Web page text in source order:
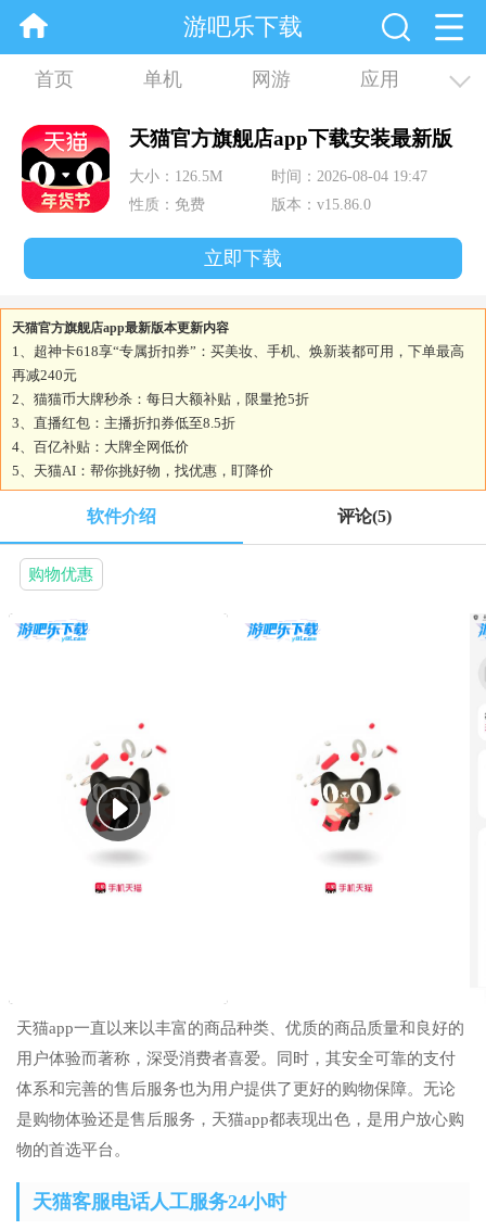
游吧乐下载
首页 单机 网游 应用
资讯 合集
天猫官方旗舰店app下载安装最新版
大小：126.5M
时间：2026-08-04 19:47
性质：免费
版本：v15.86.0
立即下载
天猫官方旗舰店app最新版本更新内容
1、超神卡618享“专属折扣券”：买美妆、手机、焕新装都可用，下单最高
再减240元
2、猫猫币大牌秒杀：每日大额补贴，限量抢5折
3、直播红包：主播折扣券低至8.5折
4、百亿补贴：大牌全网低价
5、天猫AI：帮你挑好物，找优惠，盯降价
软件介绍 评论(5)
购物优惠
天猫app一直以来以丰富的商品种类、优质的商品质量和良好的
用户体验而著称，深受消费者喜爱。同时，其安全可靠的支付
体系和完善的售后服务也为用户提供了更好的购物保障。无论
是购物体验还是售后服务，天猫app都表现出色，是用户放心购
物的首选平台。
天猫客服电话人工服务24小时